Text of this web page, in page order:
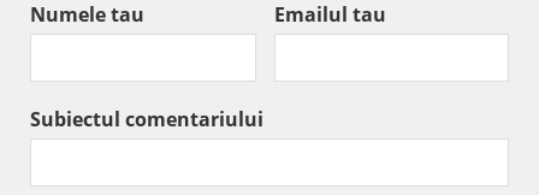
Numele tau Emailul tau
Subiectul comentariului